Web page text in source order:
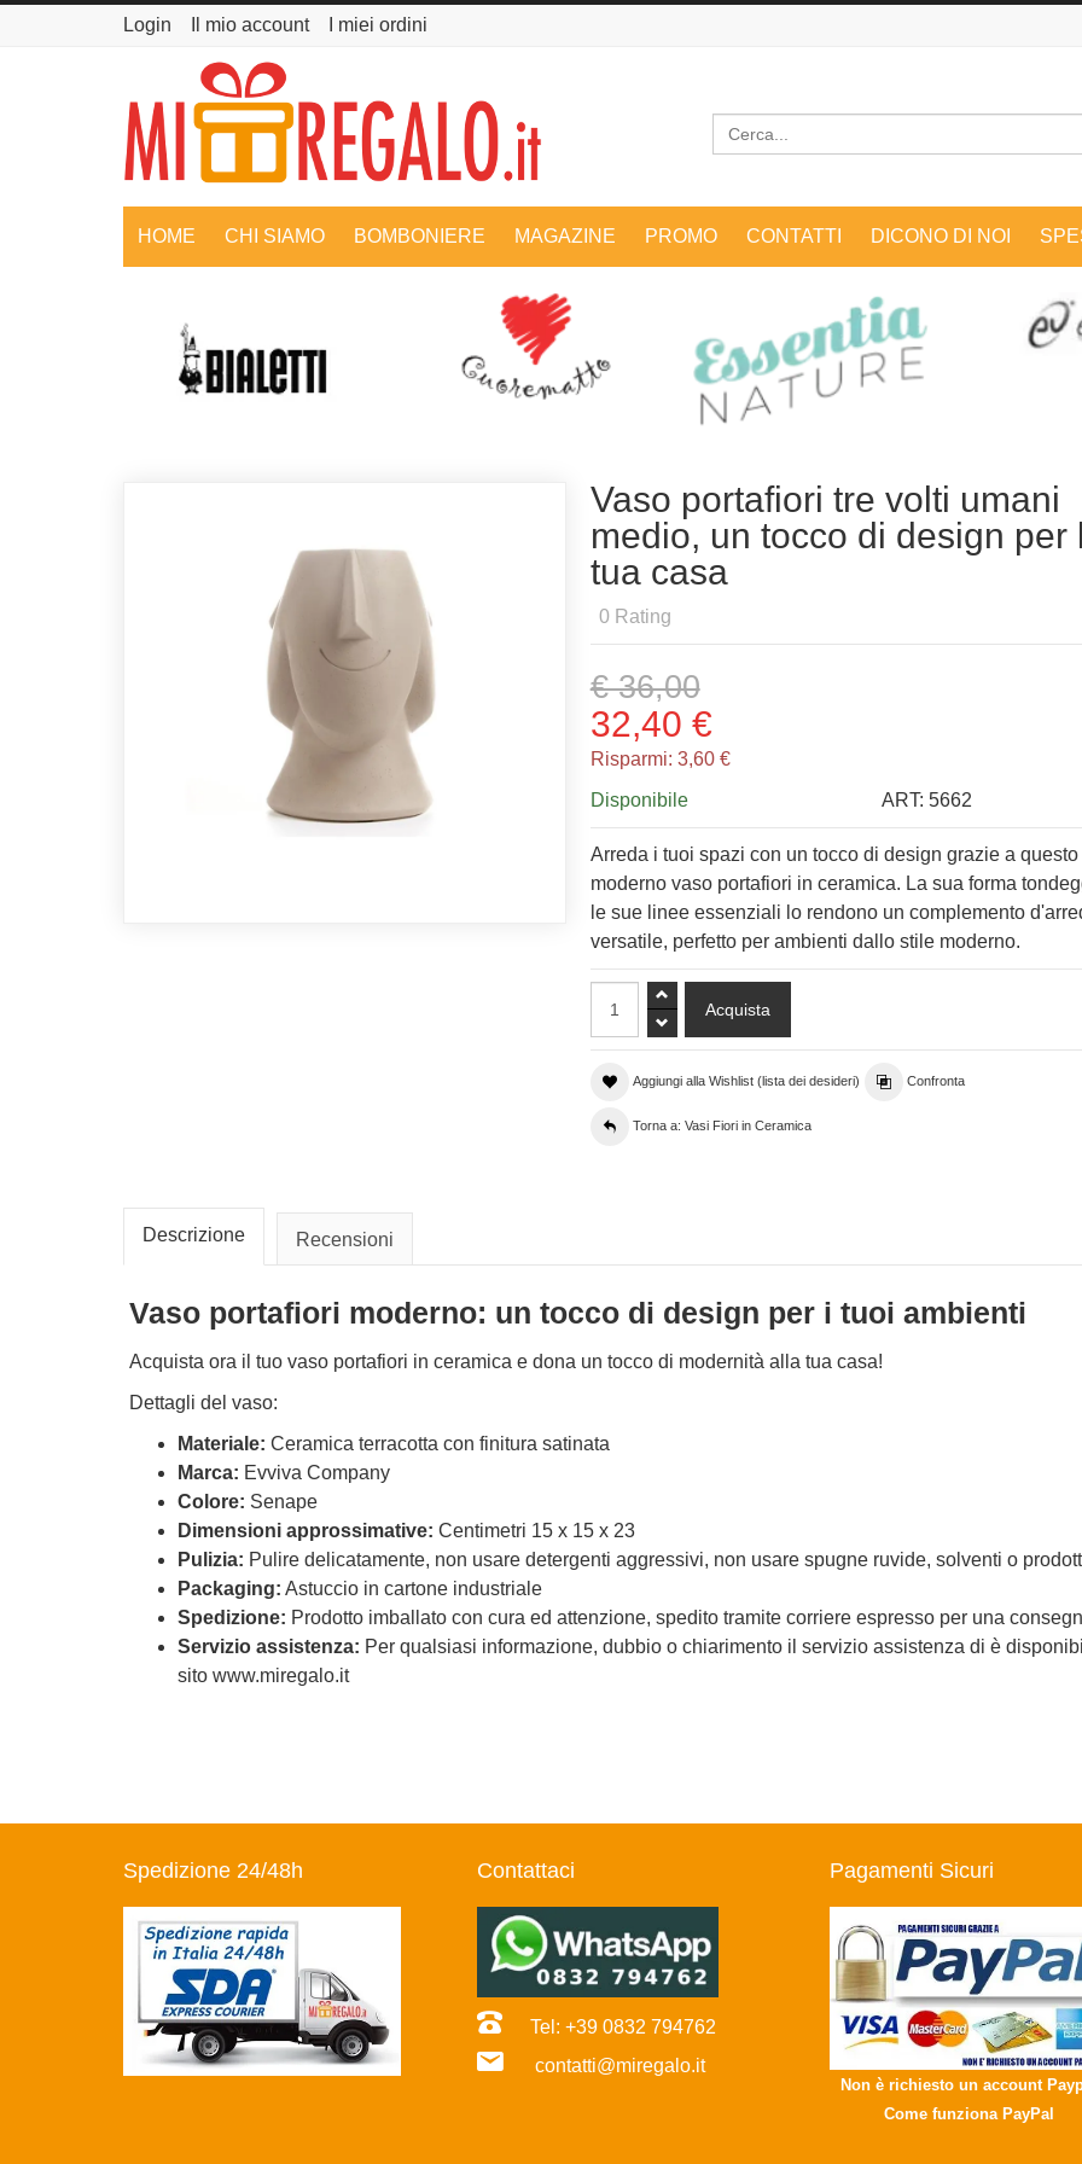
Login Il mio account I miei ordini
Cerca
HOME CHI SIAMO BOMBONIERE MAGAZINE PROMO CONTATTI DICONO DI NOI
Vaso portafiori tre volti umani
medio, un tocco di design per
tua casa
0 Rating
€ 36,00
32,40 €
Risparmi: 3,60 €
Disponibile
ART:5662
Arreda i tuoi spazi con un tocco di design grazie a questo
moderno vaso portafiori in ceramica. La sua forma
le sue linee essenziali lo rendono un complemento
versatile, perfetto per ambienti dallo stile moderno.
Aggiungi alla Wishlist (lista dei desideri) Confronta
Torna a: Vasi Fiori in Ceramica
Descrizione Recensioni
Vaso portafiori moderno: un tocco di design per i tuoi ambienti
Acquista ora il tuo vaso portafiori in ceramica e dona un tocco di modernità alla tua casa!
Dettagli del vaso:
Materiale: Ceramica terracotta con finitura satinata
Marca: Evviva Company
Colore: Senape
Dimensioni approssimative: Centimetri 15 x 15 x 23
Pulizia: Pulire delicatamente, non usare detergenti aggressivi, non usare spugne ruvide, solventi o
Packaging: Astuccio in cartone industriale
Spedizione: Prodotto imballato con cura ed attenzione, spedito tramite corriere espresso per una
Servizio assistenza: Per qualsiasi informazione, dubbio o chiarimento il servizio assistenza di è
sito www.miregalo.it
Spedizione 24/48h Contattaci
Tel: +39 0832 794762
contatti@miregalo.it
Pagamenti Sicuri
Non è richiesto un account
Come funziona PayPal